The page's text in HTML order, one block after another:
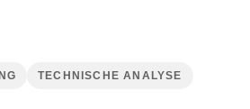
TECHNISCHE ANALYSE